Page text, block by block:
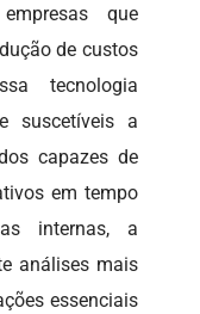
que
de custos
tecnologia
suscetíveis a
capazes de
em tempo
internas, a
análises mais
essenciais